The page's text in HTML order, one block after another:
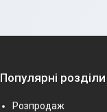
Популярні
Розпродаж